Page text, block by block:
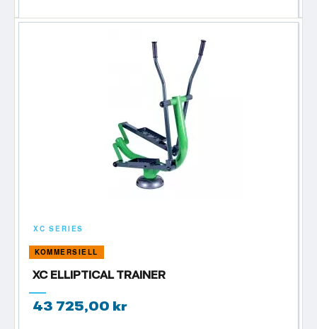
XC SERIES
KOMMERSIELL
XC ELLIPTICAL TRAINER
43 725,00 kr